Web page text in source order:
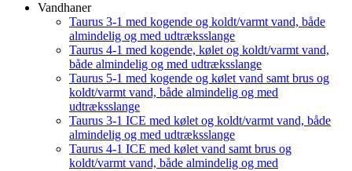
Vandhaner
Taurus 3-1 med kogende og koldt/varmt vand, både
almindelig og med udtræksslange
Taurus 4-1 med kogende, kølet og koldt/varmt vand,
både almindelig og med udtræksslange
Taurus 5-1 med kogende og kølet vand samt brus og
koldt/varmt vand, både almindelig og med
udtræksslange
Taurus 3-1 ICE med kølet og koldt/varmt vand, både
almindelig og med udtræksslange
Taurus 4-1 ICE med kølet vand samt brus og
koldt/varmt vand, både almindelig og med